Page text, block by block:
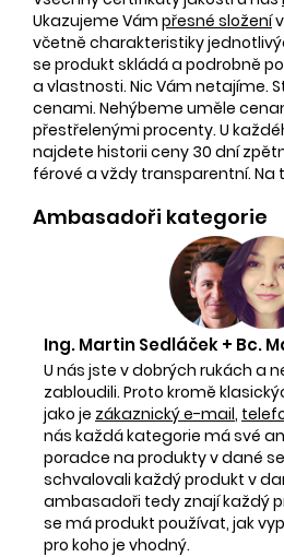
Ukazujeme Vám přesné složení
včetně charakteristiky
se produkt skládá a podrobně
a vlastnosti. Nic Vám netajíme.
cenami. Nehýbeme uměle
přestřelenými procenty. U
najdete historii ceny 30 dní
férové a vždy transparentní. Na
Ambasadoři kategorie
Ing. Martin Sedláček + Bc.
U nás jste v dobrých rukách a
zabloudili. Proto kromě
jako je zákaznický e-mail,
nás každá kategorie má své
poradce na produkty v dané
schvalovali každý produkt v
ambasadoři tedy znají každý
se má produkt používat, jak
pro koho je vhodný.